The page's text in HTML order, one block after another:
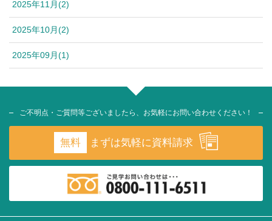
2025年11月(2)
2025年10月(2)
2025年09月(1)
ご不明点・ご質問等ございましたら、お気軽にお問い合わせください！
無料 まずは気軽に資料請求